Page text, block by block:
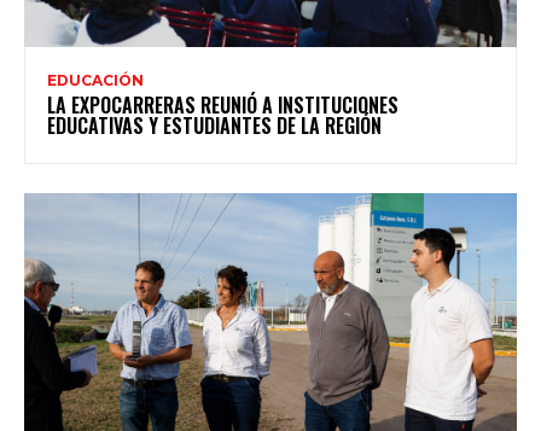
EDUCACIÓN
LA EXPOCARRERAS REUNIÓ A INSTITUCIONES
EDUCATIVAS Y ESTUDIANTES DE LA REGIÓN